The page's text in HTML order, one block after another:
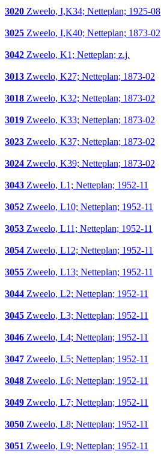
3020 Zweelo, I,K34; Netteplan; 1925-08
3025 Zweelo, I,K40; Netteplan; 1873-02
3042 Zweelo, K1; Netteplan; z.j.
3013 Zweelo, K27; Netteplan; 1873-02
3018 Zweelo, K32; Netteplan; 1873-02
3019 Zweelo, K33; Netteplan; 1873-02
3023 Zweelo, K37; Netteplan; 1873-02
3024 Zweelo, K39; Netteplan; 1873-02
3043 Zweelo, L1; Netteplan; 1952-11
3052 Zweelo, L10; Netteplan; 1952-11
3053 Zweelo, L11; Netteplan; 1952-11
3054 Zweelo, L12; Netteplan; 1952-11
3055 Zweelo, L13; Netteplan; 1952-11
3044 Zweelo, L2; Netteplan; 1952-11
3045 Zweelo, L3; Netteplan; 1952-11
3046 Zweelo, L4; Netteplan; 1952-11
3047 Zweelo, L5; Netteplan; 1952-11
3048 Zweelo, L6; Netteplan; 1952-11
3049 Zweelo, L7; Netteplan; 1952-11
3050 Zweelo, L8; Netteplan; 1952-11
3051 Zweelo, L9; Netteplan; 1952-11